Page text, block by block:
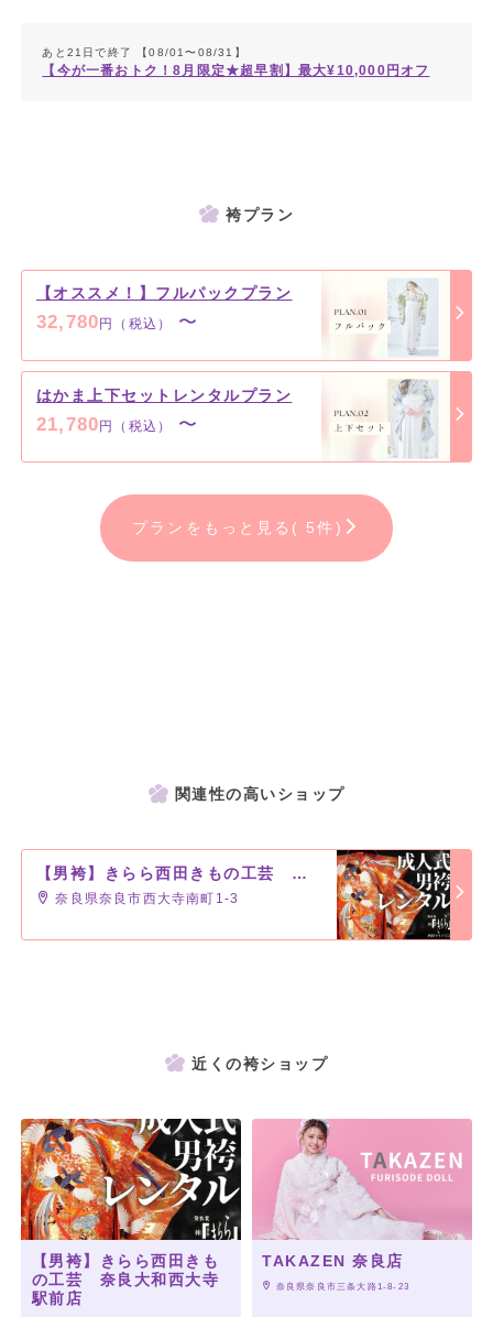
あと21日で終了 【08/01〜08/31】
【今が一番おトク！8月限定★超早割】最大¥10,000円オフ
袴プラン
【オススメ！】フルパックプラン
32,780 円（税込） 〜
はかま上下セットレンタルプラン
21,780円（税込） 〜
プランをもっと見る( 5件)
関連性の高いショップ
【男袴】きらら西田きもの工芸 奈良大和西大寺駅前店
奈良県奈良市西大寺南町1-3
近くの袴ショップ
【男袴】きらら西田きも
の工芸 奈良大和西大寺
駅前店
TAKAZEN 奈良店
奈良県奈良市三条大路1-8-23